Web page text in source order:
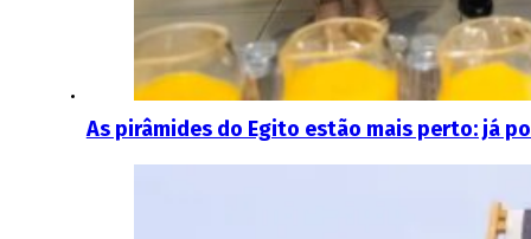
As pirâmides do Egito estão mais perto: já